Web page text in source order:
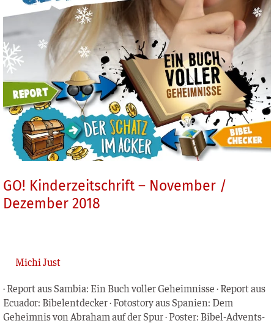
GO! Kinderzeitschrift – November /
Dezember 2018
Michi Just
· Report aus Sam­bia: Ein Buch vol­ler Geheim­nis­se · Report aus
Ecua­dor: Bibel­ent­de­cker · Foto­sto­ry aus Spa­ni­en: Dem
Geheim­nis von Abra­ham auf der Spur · Pos­ter: Bibel-Advents­